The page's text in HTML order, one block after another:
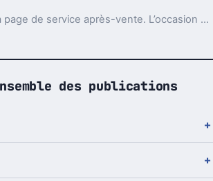
Apple a mis à jour sa page de service après-vente. L’occasion de découvrir les prix record des réparations en cas de casse ou de dégradation d’un iPhone X.
des publications